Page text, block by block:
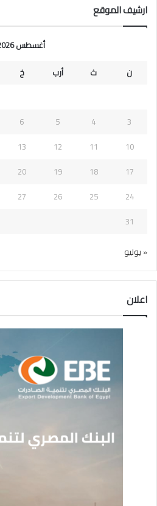
ارشيف الموقع
أغسطس 2026
ن
ث أرب خ
3
4
5
6
10
11
12
13
17
18
19
20
24
25
26
27
31
« يوليو
اعلان